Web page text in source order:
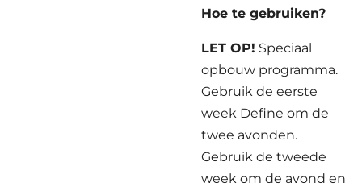
Hoe te gebruiken?
LET OP! Speciaal
opbouw programma.
Gebruik de eerste
week Define om de
twee avonden.
Gebruik de tweede
week om de avond en